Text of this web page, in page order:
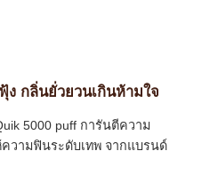
กลิ่นยั่วยวนเกินห้ามใจ
5000 puff การันตีความ
วามฟินระดับเทพ จากแบรนด์